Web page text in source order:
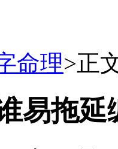
命理 正
易拖延